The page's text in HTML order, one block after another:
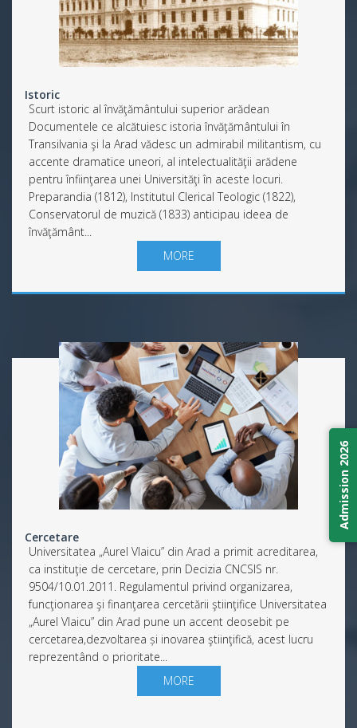
Istoric
Scurt istoric al învăţământului superior arădean
Documentele ce alcătuiesc istoria învăţământului în
Transilvania şi la Arad vădesc un admirabil militantism, cu
accente dramatice uneori, al intelectualităţii arădene
pentru înfiinţarea unei Universităţi în aceste locuri.
Preparandia (1812), Institutul Clerical Teologic (1822),
Conservatorul de muzică (1833) anticipau ideea de
învăţământ...
MORE
Cercetare
Universitatea „Aurel Vlaicu” din Arad a primit acreditarea,
ca instituţie de cercetare, prin Decizia CNCSIS nr.
9504/10.01.2011. Regulamentul privind organizarea,
funcţionarea şi finanţarea cercetării ştiinţifice Universitatea
„Aurel Vlaicu” din Arad pune un accent deosebit pe
cercetarea,dezvoltarea și inovarea ştiinţifică, acest lucru
reprezentând o prioritate...
MORE
Admission 2026